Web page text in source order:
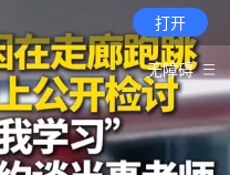
打开
无障碍